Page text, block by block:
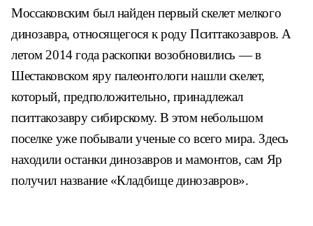
Моссаковским был найден первый скелет мелкого
динозавра, относящегося к роду Пситтакозавров. А
летом 2014 года раскопки возобновились — в
Шестаковском яру палеонтологи нашли скелет,
который, предположительно, принадлежал
пситтакозавру сибирскому. В этом небольшом
поселке уже побывали ученые со всего мира. Здесь
находили останки динозавров и мамонтов, сам Яр
получил название «Кладбище динозавров».